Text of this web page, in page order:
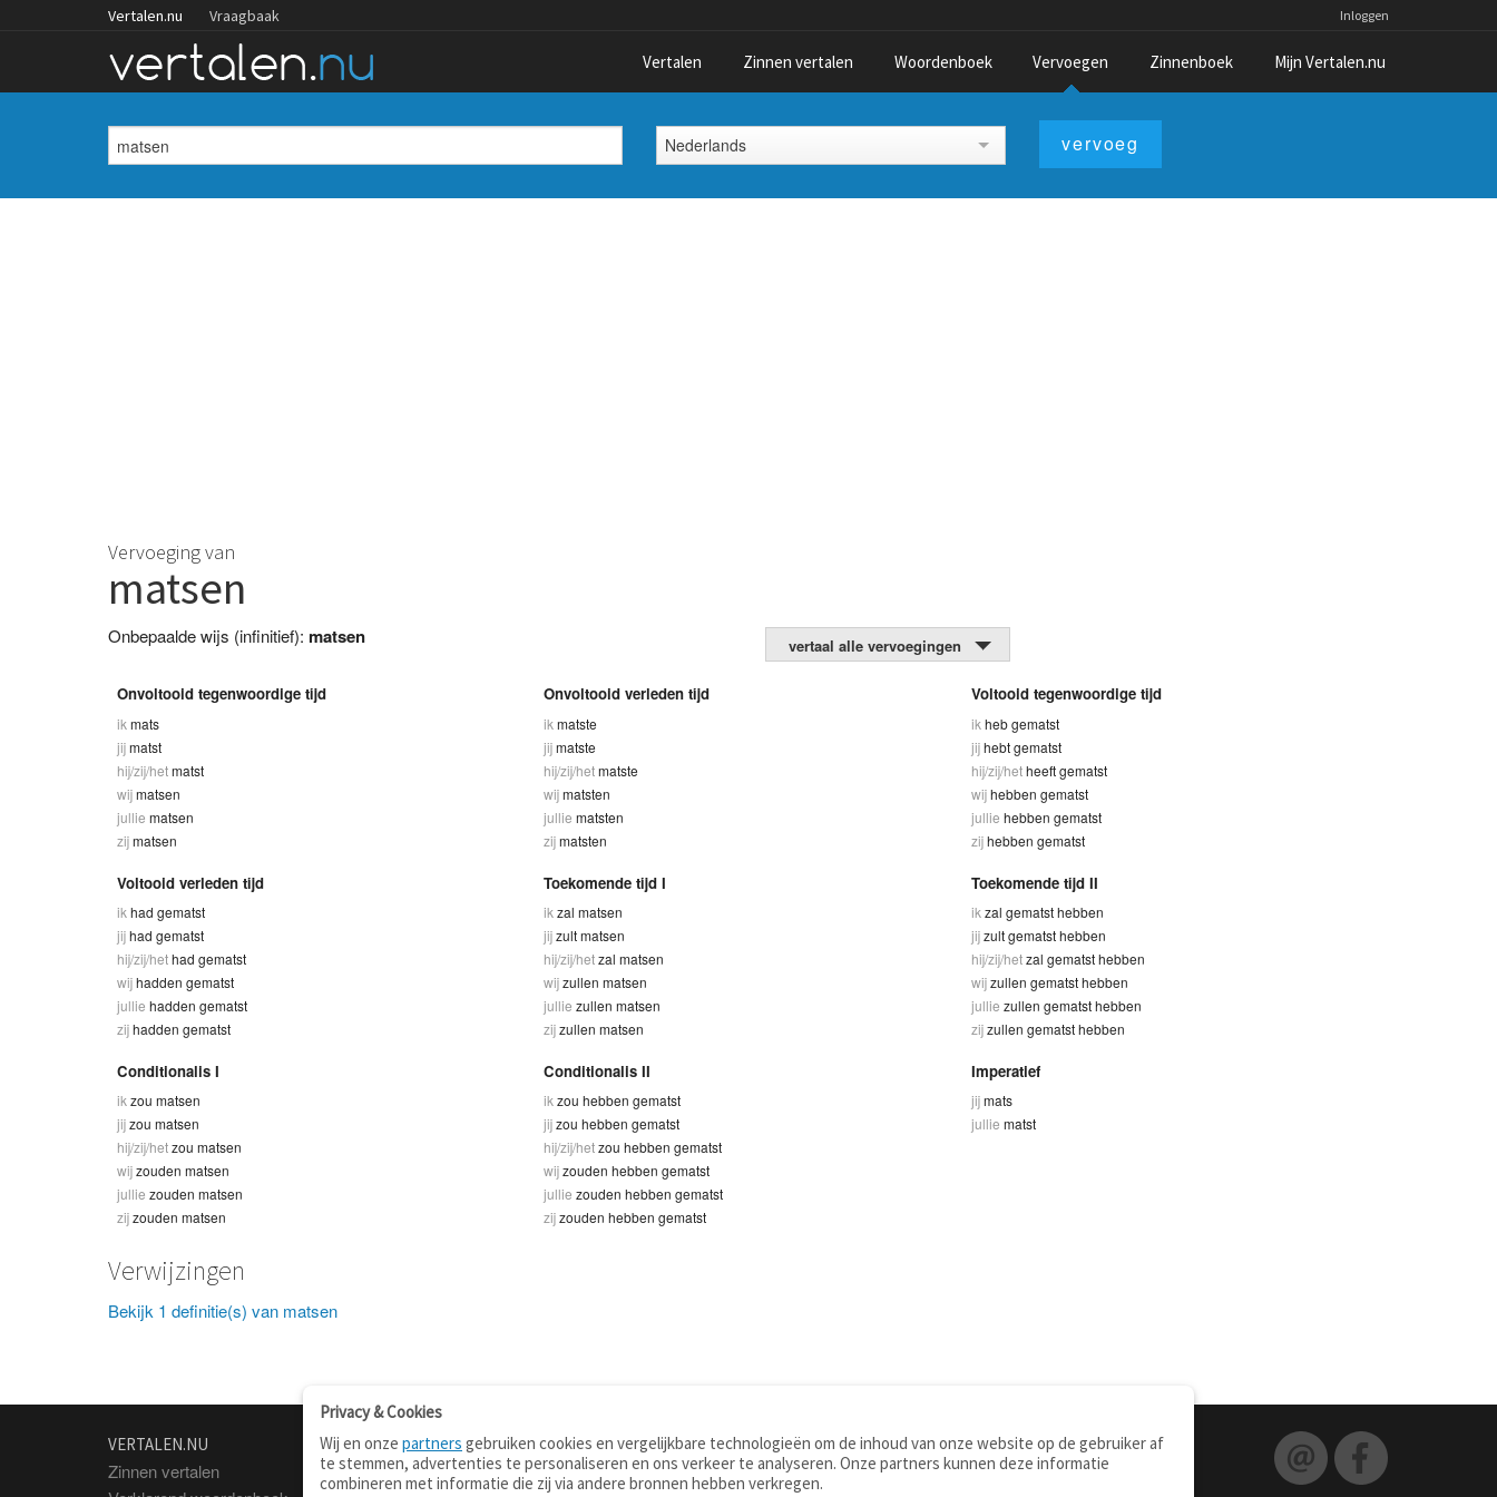
Vertalen.nu Vraagbaak Inloggen
Vertalen Zinnen vertalen Woordenboek Vervoegen Zinnenboek Mijn Vertalen.nu
Nederlands
Vervoeging van
matsen
Onbepaalde wijs (infinitief): matsen vertaal alle vervoegingen
Onvoltooid tegenwoordige tijd
ik mats
jijmatst
hij/zij/hetmatst
wijmatsen
jullie matsen
zijmatsen
Onvoltooid verleden tijd
ikmatste
jijmatste
hij/zij/hetmatste
wijmatsten
julliematsten
zijmatsten
Voltooid tegenwoordige tijd
ik heb gematst
jijhebt gematst
hij/zij/hetheeft gematst
wijhebben gematst
jullie hebben gematst
zijhebben gematst
Voltooid verleden tijd
ik had gematst
jijhad gematst
hij/zij/hethad gematst
wijhadden gematst
jullie hadden gematst
zijhadden gematst
Toekomende tijd I
ikzal matsen
jijzult matsen
hij/zij/hetzal matsen
wijzullen matsen
julliezullen matsen
zijzullen matsen
Toekomende tijd II
ik zal gematst hebben
jijzult gematst hebben
hij/zij/hetzal gematst hebben
wijzullen gematst hebben
jullie zullen gematst hebben
zijzullen gematst hebben
Conditionalis I
ikzou matsen
jijzou matsen
hij/zij/hetzou matsen
wijzouden matsen
jullie zouden matsen
zijzouden matsen
Conditionalis II
ikzou hebben gematst
jijzou hebben gematst
hij/zij/hetzou hebben gematst
wijzouden hebben gematst
julliezouden hebben gematst
zijzouden hebben gematst
Imperatief
jijmats
jullie matst
Verwijzingen
Bekijk 1 definitie(s) van matsen
VERTALEN.NU
Zinnen vertalen
OVER
Over deze site
TOOLS
Apps
WOORDENBOEKEN
Nederlands - Engels
Privacy & Cookies
Wij en onze partners gebruiken cookies en vergelijkbare technologieën om de inhoud van onze website op de gebruiker af
te stemmen, advertenties te personaliseren en ons verkeer te analyseren. Onze partners kunnen deze informatie
combineren met informatie die zij via andere bronnen hebben verkregen.